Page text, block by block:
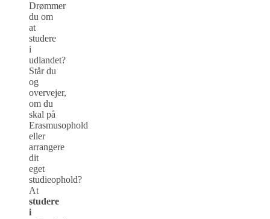
Drømmer
du om
at
studere
i
udlandet?
Står du
og
overvejer,
om du
skal på
Erasmusophold
eller
arrangere
dit
eget
studieophold?
At
studere
i